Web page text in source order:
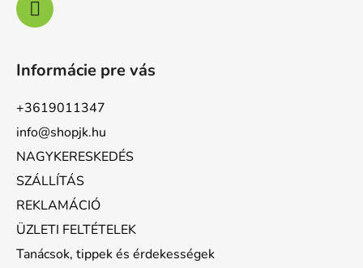
Informácie pre vás
+3619011347
info@shopjk.hu
NAGYKERESKEDÉS
SZÁLLÍTÁS
REKLAMÁCIÓ
ÜZLETI FELTÉTELEK
Tanácsok, tippek és érdekességek